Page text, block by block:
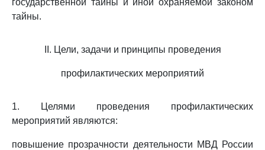
государственной тайны и иной охраняемой законом
тайны.
II. Цели, задачи и принципы проведения
профилактических мероприятий
1. Целями проведения профилактических
мероприятий являются:
повышение прозрачности деятельности МВД России